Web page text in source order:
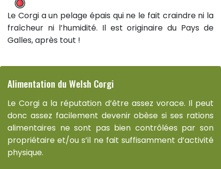
Le Corgi a un pelage épais qui ne le fait craindre ni la
fraîcheur ni l’humidité. Il est originaire du Pays de
Galles, après tout !
Alimentation du Welsh Corgi
Le Corgi a la réputation d’être assez vorace. Il peut
donc assez facilement devenir obèse si ses rations
alimentaires ne sont pas bien contrôlées par son
propriétaire et/ou s’il ne fait suffisamment d’activité
physique.